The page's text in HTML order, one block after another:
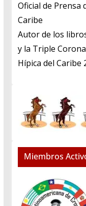
​Oficial de Prensa
Caribe
​Autor de los
y la Triple
Hípica del Caribe
Miembros